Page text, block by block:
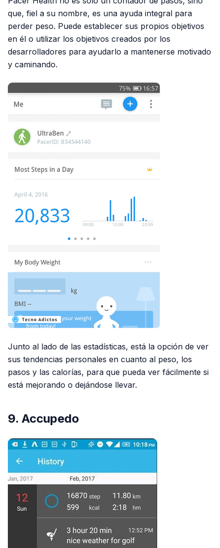
que, fiel a su nombre, es una ayuda integral para
perder peso. Puede establecer sus propios objetivos
en él o utilizar los objetivos creados por los
desarrolladores para ayudarlo a mantenerse motivado
y caminando.
Junto al lado de las estadísticas, está la opción de ver
sus tendencias personales en cuanto al peso, los
pasos y las calorías, para que pueda ver fácilmente si
está mejorando o dejándose llevar.
9. Accupedo